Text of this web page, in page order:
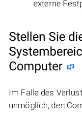
externe
Stellen Sie
Computer
Im Falle des
unmöglich, den